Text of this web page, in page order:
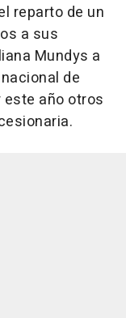
reparto de un
a sus
Mundys a
de
año otros